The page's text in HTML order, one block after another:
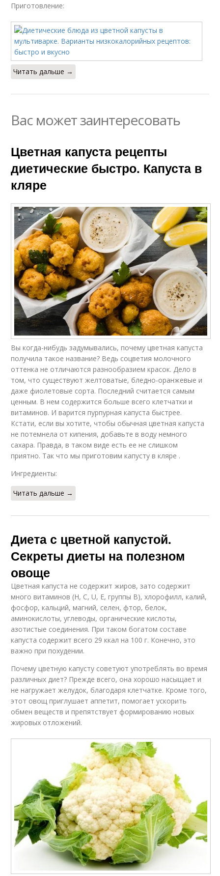
Приготовление:
Читать дальше →
Вас может заинтересовать
Цветная капуста рецепты
диетические быстро. Капуста в
кляре
Вы когда-нибудь задумывались, почему цветная капуста
получила такое название? Ведь соцветия молочного
оттенка не отличаются разнообразием красок. Дело в
том, что существуют желтоватые, бледно-оранжевые и
даже фиолетовые сорта. Последний считается самым
ценным. В нем содержится больше всего клетчатки и
витаминов. И варится пурпурная капуста быстрее.
Кстати, если вы хотите, чтобы обычная цветная капуста
не потемнела от кипения, добавьте в воду немного
сахара. Правда, в таком виде есть ее не слишком
приятно. Так что мы приготовим капусту в кляре .
Ингредиенты:
Читать дальше →
Диета с цветной капустой.
Секреты диеты на полезном
овоще
Цветная капуста не содержит жиров, зато содержит
много витаминов (Н, С, U, Е, группы В), хлорофилл, калий,
фосфор, кальций, магний, селен, фтор, белок,
аминокислоты, углеводы, органические кислоты,
азотистые соединения. При таком богатом составе
капуста содержит всего 29 ккал на 100 г. Конечно, это
важно при похудении.
Почему цветную капусту советуют употреблять во время
различных диет? Прежде всего, она хорошо насыщает и
не нагружает желудок, благодаря клетчатке. Кроме того,
этот овощ приглушает аппетит, помогает ускорить
обмен веществ и препятствует формированию новых
жировых отложений.